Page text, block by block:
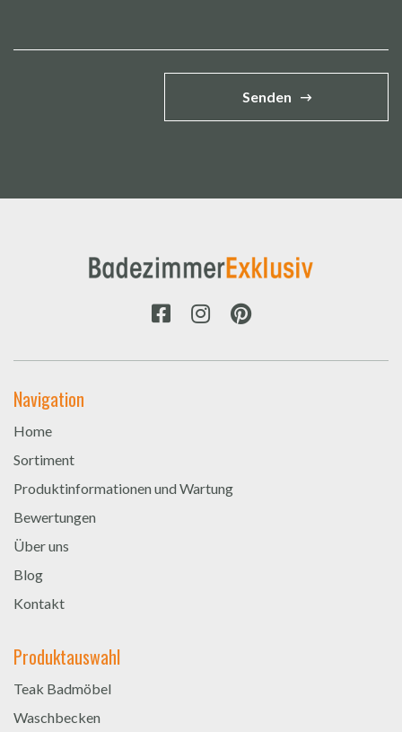
Senden
Navigation
Home
Sortiment
Produktinformationen und Wartung
Bewertungen
Über uns
Blog
Kontakt
Produktauswahl
Teak Badmöbel
Waschbecken